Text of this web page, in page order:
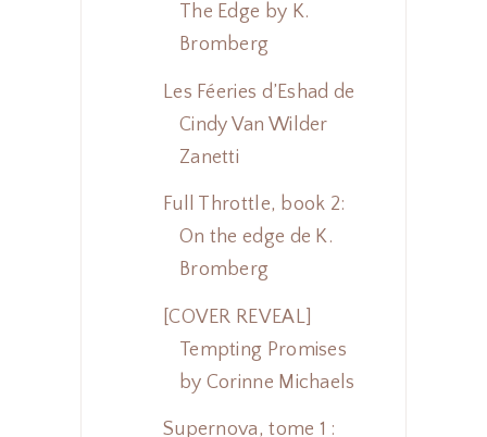
The Edge by K.
Bromberg
Les Féeries d’Eshad de
Cindy Van Wilder
Zanetti
Full Throttle, book 2:
On the edge de K.
Bromberg
[COVER REVEAL]
Tempting Promises
by Corinne Michaels
Supernova, tome 1 :